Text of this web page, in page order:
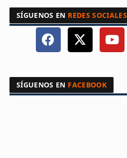
SÍGUENOS EN REDES SOCIALES
SÍGUENOS EN FACEBOOK